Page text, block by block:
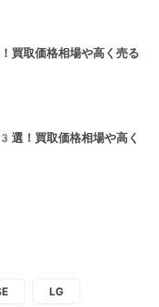
買取価格相場や高く売る
選！買取価格相場や高く
LG